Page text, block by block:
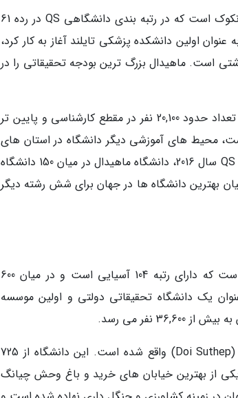
دانشگاه ماهیدال (Mahidol University) یکی دیگر از دانشگاه های بانکوک است که در رتبه بندی دانشگاهی QS در رده 61
و 283 جهانی نهاده شده است. این دانشگاه که در سال 1888 به عنوان اولین دانشکده پزشکی تایلند آغاز به کار کرد،
است. ماهیدال بزرگ ترین بودجه تحقیقاتی را در
جمعیت دانشجویان دانشگاه ماهیدال تقریبا 30,000 نفر است که از این تعداد حدود 20,100 نفر در مقطع کارشناسی و پایین تر
محیط های آموزشی دیگر دانشگاه در استان های
ناقون سوان، کانچانابوری و امت چاروین قرار دارند. در رتبه بندی جهانی QS سال 2016، دانشگاه ماهیدال در میان 150 دانشگاه
بهترین دانشگاه ها در جهان برای شش رشته دیگر
دانشگاه چیانگ مای معتبرترین دانشگاه تایلند در خارج از پایتخت است که دارای رتبه 104 آسیایی است و در میان 600
برتر جهان نهاده شده است. این موسسه در سال 1965 به عنوان یک دانشگاه تحقیقاتی دولتی و اولین موسسه
نفر می رسد.
محوطه اصلی دانشگاه میان مرکز شهر چیانگ مای و کوه دای سوتپ (Doi Suthep) واقع شده است. این دانشگاه از 725
از بهترین خیابان های خرید و باغ وحش چیانگ